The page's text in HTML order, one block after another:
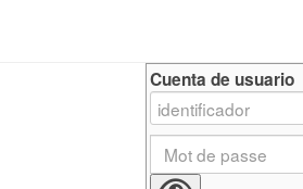
Cuenta de usuario